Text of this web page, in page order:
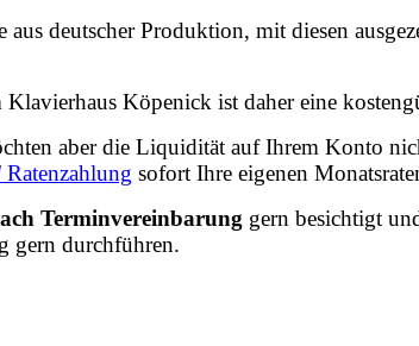
deutscher Produktion, mit diesen
Klavierhaus Köpenick ist daher eine
aber die Liquidität auf Ihrem Konto
sofort Ihre eigenen
Terminvereinbarung gern besichtigt
gern durchführen.